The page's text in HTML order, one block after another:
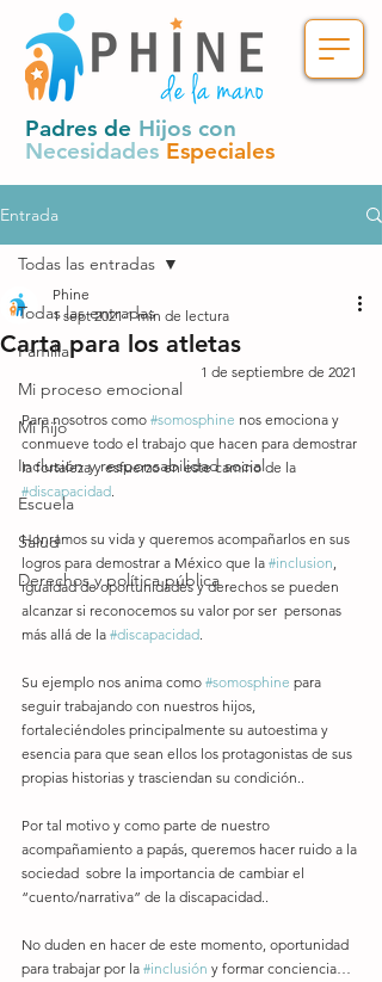
Padres de Hijos con
Necesidades Especiales
Entrada
Todas las entradas
Familia
Mi proceso emocional
Mi hijo
Inclusión y responsabilidad social
Escuela
Salud
Derechos y política pública
Todas las entradas
Carta para los atletas
Phine
1 sept 2021 1 min de lectura
1 de septiembre de 2021
Para nosotros como #somosphine nos emociona y
conmueve todo el trabajo que hacen para demostrar
la fortaleza y esfuerzo en este camino de la
#discapacidad.
Honramos su vida y queremos acompañarlos en sus
logros para demostrar a México que la #inclusion,
igualdad de oportunidades y derechos se pueden
alcanzar si reconocemos su valor por ser  personas
más allá de la #discapacidad.
Su ejemplo nos anima como #somosphine para
seguir trabajando con nuestros hijos,
fortaleciéndoles principalmente su autoestima y
esencia para que sean ellos los protagonistas de sus
propias historias y trasciendan su condición..
Por tal motivo y como parte de nuestro
acompañamiento a papás, queremos hacer ruido a la
sociedad  sobre la importancia de cambiar el
“cuento/narrativa” de la discapacidad..
No duden en hacer de este momento, oportunidad
para trabajar por la #inclusión y formar conciencia…